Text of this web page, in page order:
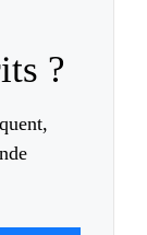
?